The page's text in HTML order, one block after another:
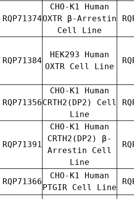
RQP71374
CHO-K1 Human
OXTR β-Arrestin
Cell Line
RQP71384
HEK293 Human
OXTR Cell Line
RQP71356
CHO-K1 Human
CRTH2(DP2) Cell
Line
RQP71391
CHO-K1 Human
CRTH2(DP2) β-
Arrestin Cell
Line
RQP71366
CHO-K1 Human
PTGIR Cell Line